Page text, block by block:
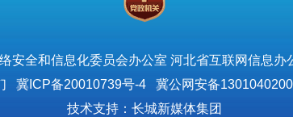
安全和信息化委员会办公室 河北省互联网信息办
冀ICP备20010739号-4冀公网安备
技术支持：长城新媒体集团